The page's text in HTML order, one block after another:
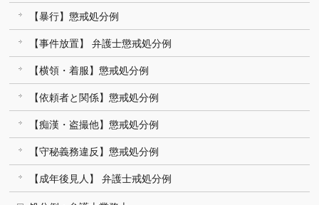
【暴行】懲戒処分例
【事件放置】 弁護士懲戒処分例
【横領・着服】懲戒処分例
【依頼者と関係】懲戒処分例
【痴漢・盗撮他】懲戒処分例
【守秘義務違反】懲戒処分例
【成年後見人】 弁護士戒処分例